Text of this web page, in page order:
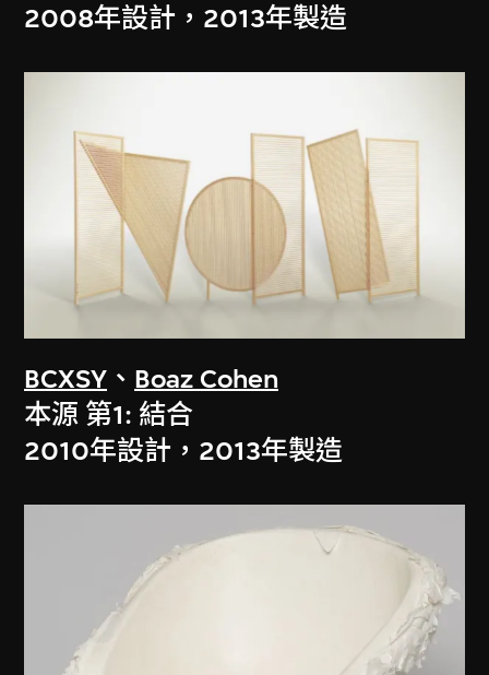
2008年設計，2013年製造
BCXSY 、 Boaz Cohen
本源 第1: 結合
2010年設計，2013年製造